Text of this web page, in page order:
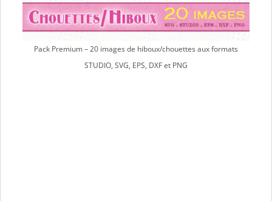
Pack Premium – 20 images de hiboux/chouettes aux formats
STUDIO, SVG, EPS, DXF et PNG